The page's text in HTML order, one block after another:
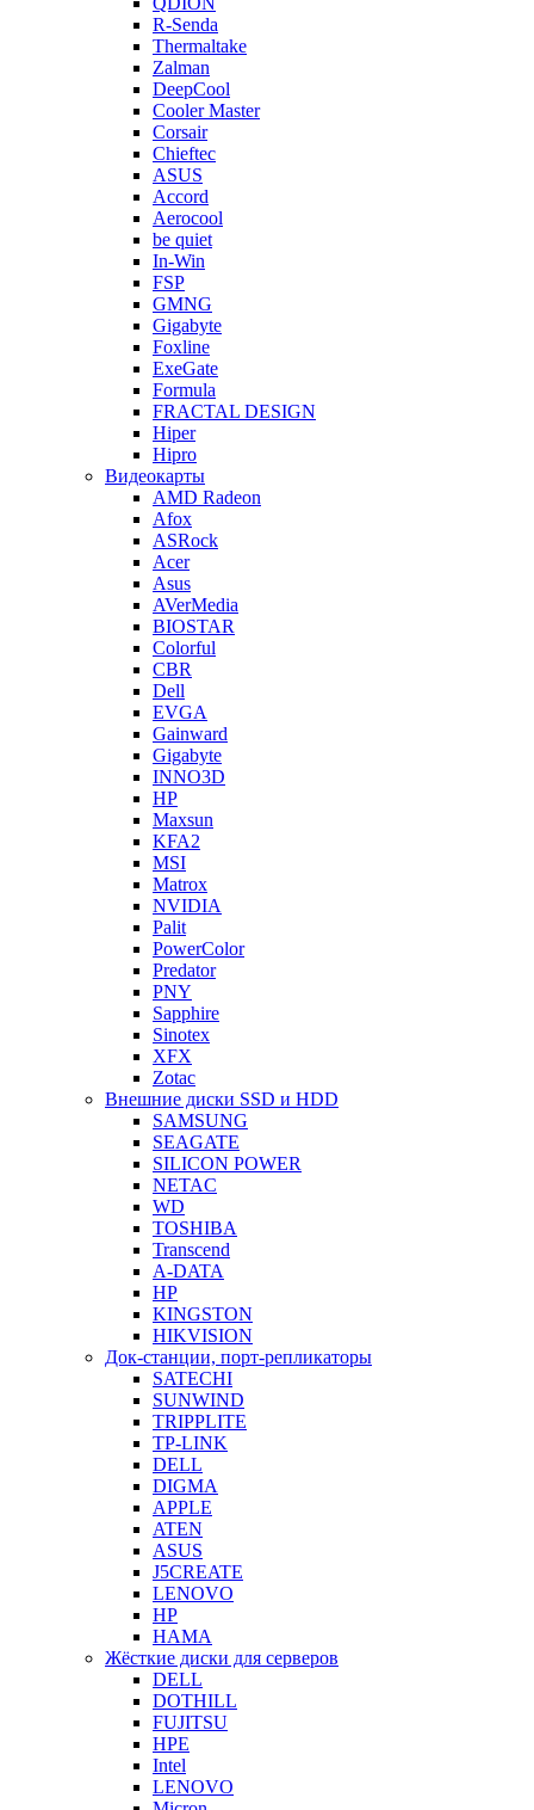
R-Senda
Thermaltake
Zalman
DeepCool
Cooler Master
Corsair
Chieftec
ASUS
Accord
Aerocool
be quiet
In-Win
FSP
GMNG
Gigabyte
Foxline
ExeGate
Formula
FRACTAL DESIGN
Hiper
Hipro
Видеокарты
AMD Radeon
Afox
ASRock
Acer
Asus
AVerMedia
BIOSTAR
Colorful
CBR
Dell
EVGA
Gainward
Gigabyte
INNO3D
HP
Maxsun
KFA2
MSI
Matrox
NVIDIA
Palit
PowerColor
Predator
PNY
Sapphire
Sinotex
XFX
Zotac
Внешние диски SSD и HDD
SAMSUNG
SEAGATE
SILICON POWER
NETAC
WD
TOSHIBA
Transcend
A-DATA
HP
KINGSTON
HIKVISION
Док-станции, порт-репликаторы
SATECHI
SUNWIND
TRIPPLITE
TP-LINK
DELL
DIGMA
APPLE
ATEN
ASUS
J5CREATE
LENOVO
HP
HAMA
Жёсткие диски для серверов
DELL
DOTHILL
FUJITSU
HPE
Intel
LENOVO